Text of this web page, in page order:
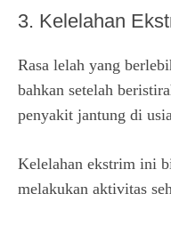
3. Kelelahan
Rasa lelah yang
bahkan setelah
penyakit jantung di
Kelelahan ekstrim ini
melakukan aktivitas